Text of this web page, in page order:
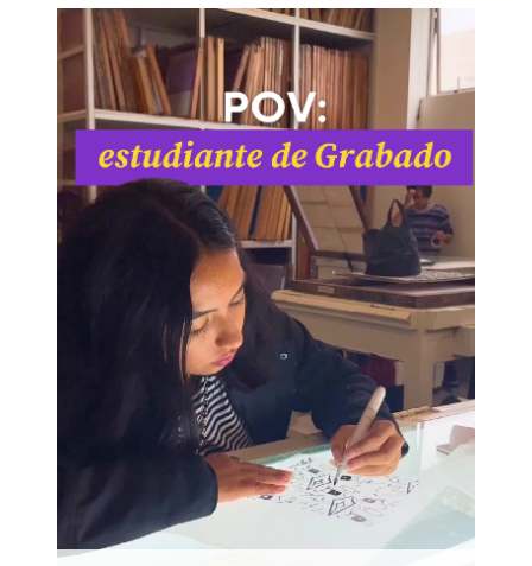
El talento de nuestros estudiantes siempre
nos sorprende. Así se ve un día en las
clases de la carrera de Grabado en la PUCP.